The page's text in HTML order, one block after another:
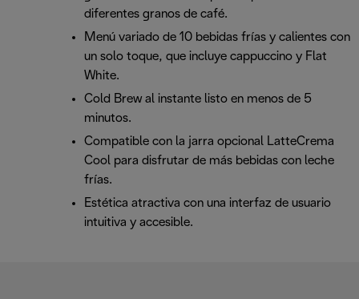
diferentes granos de café.
Menú variado de 10 bebidas frías y calientes con
un solo toque, que incluye cappuccino y Flat
White.
Cold Brew al instante listo en menos de 5
minutos.
Compatible con la jarra opcional LatteCrema
Cool para disfrutar de más bebidas con leche
frías.
Estética atractiva con una interfaz de usuario
intuitiva y accesible.